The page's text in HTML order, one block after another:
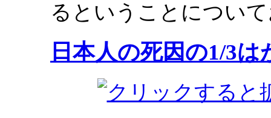
るということについ
日本人の死因の1/3は